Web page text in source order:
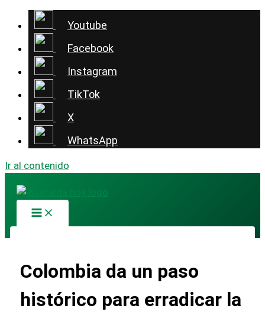
Youtube
Facebook
Instagram
TikTok
X
WhatsApp
Ir al contenido
Colombia da un paso
histórico para erradicar la